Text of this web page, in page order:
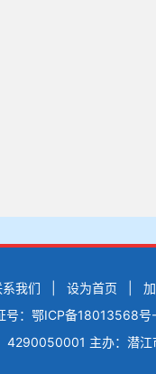
系我们 设为首页
号：鄂ICP备18013568
4290050001 主办：潜